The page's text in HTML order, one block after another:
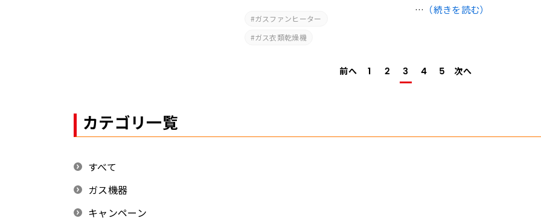
ガスファンヒーター
ガス衣類乾燥機
… （続きを読む）
前へ 1 2 3 4 5 次へ
カテゴリ一覧
すべて
ガス機器
キャンペーン